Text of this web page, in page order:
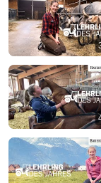
2 neue Lernende
und ein Video. Ab
bestimmen, wer